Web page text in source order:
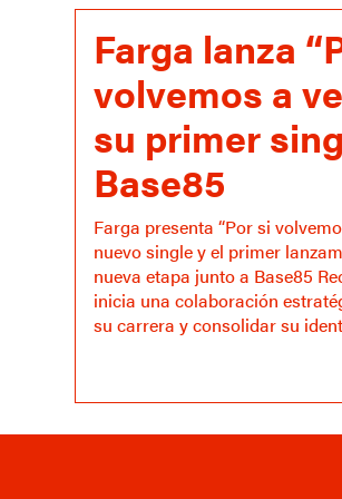
Farga lanza
volvemos a
su primer
Base85
Farga presenta “Por si
nuevo single y el primer
nueva etapa junto a Base85
inicia una colaboración
su carrera y consolidar su